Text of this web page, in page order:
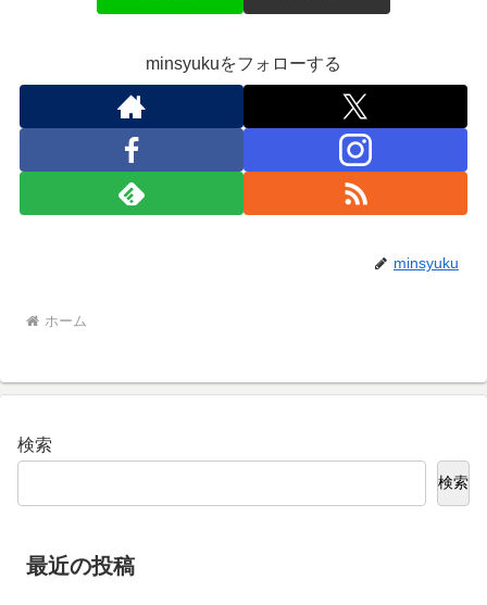
minsyukuをフォローする
minsyuku
ホーム
検索
検索
最近の投稿